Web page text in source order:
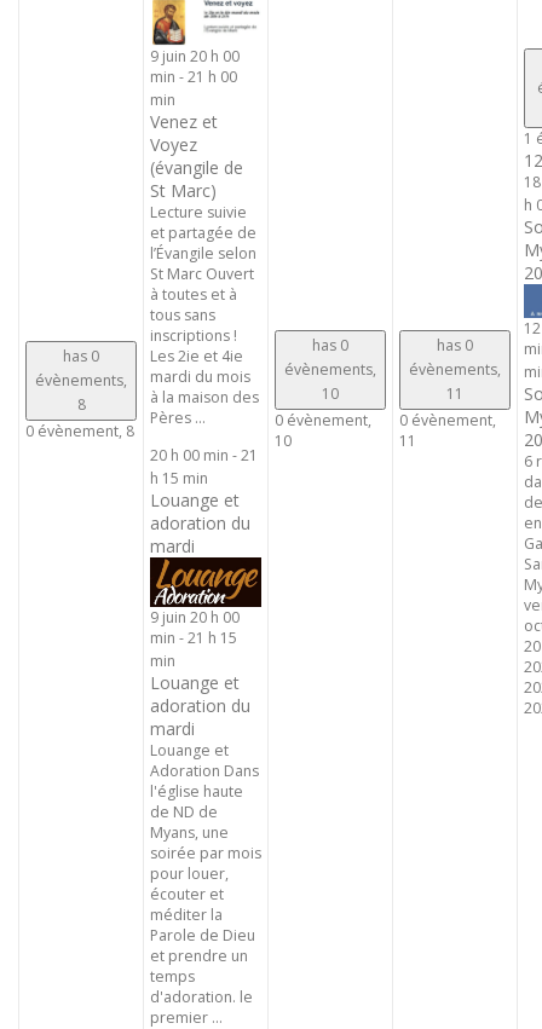
has 0
évènements,
8
0 évènement, 8
9 juin 20 h 00
min -21 h 00
min
Venez et
Voyez
(évangile de
St Marc)
Lecture suivie
et partagée de
l’Évangile selon
St Marc Ouvert
à toutes et à
tous sans
inscriptions !
Les 2ie et 4ie
mardi du mois
à la maison des
Pères ...
20 h 00 min -21
h 15 min
Louange et
adoration du
mardi
9 juin 20 h 00
min -21 h 15
min
Louange et
adoration du
mardi
Louange et
Adoration Dans
l'église haute
de ND de
Myans, une
soirée par mois
pour louer,
écouter et
méditer la
Parole de Dieu
et prendre un
temps
d'adoration. le
premier ...
has 0
évènements,
10
0 évènement,
10
has 0
évènements,
11
0 évènement,
11
1
12
h
6